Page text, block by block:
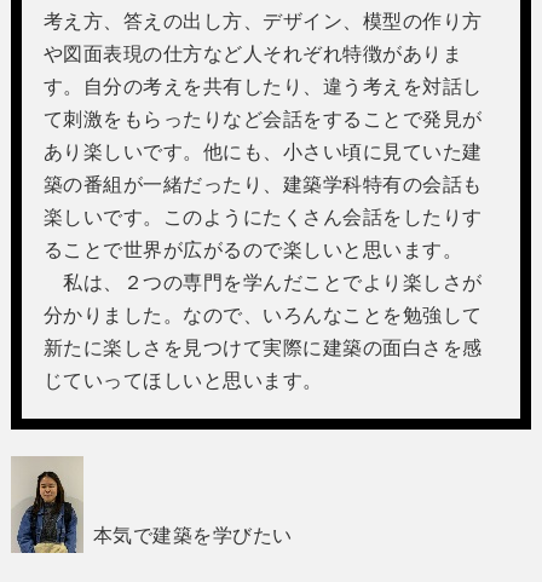
考え方、答えの出し方、デザイン、模型の作り方
や図面表現の仕方など人それぞれ特徴がありま
す。自分の考えを共有したり、違う考えを対話し
て刺激をもらったりなど会話をすることで発見が
あり楽しいです。他にも、小さい頃に見ていた建
築の番組が一緒だったり、建築学科特有の会話も
楽しいです。このようにたくさん会話をしたりす
ることで世界が広がるので楽しいと思います。
私は、２つの専門を学んだことでより楽しさが
分かりました。なので、いろんなことを勉強して
新たに楽しさを見つけて実際に建築の面白さを感
じていってほしいと思います。
本気で建築を学びたい